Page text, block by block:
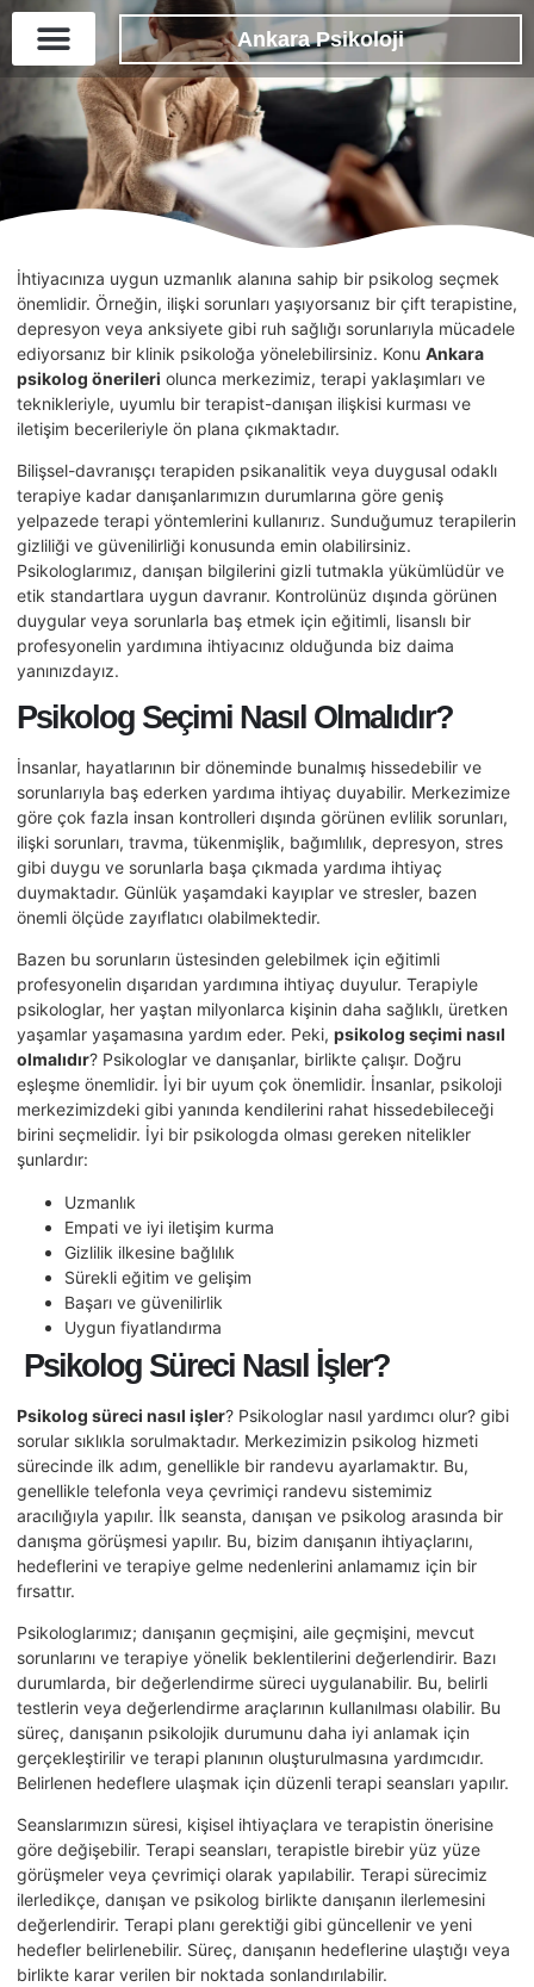
Ankara Psikoloji
İhtiyacınıza uygun uzmanlık alanına sahip bir psikolog seçmek
önemlidir. Örneğin, ilişki sorunları yaşıyorsanız bir çift terapistine,
depresyon veya anksiyete gibi ruh sağlığı sorunlarıyla mücadele
ediyorsanız bir klinik psikoloğa yönelebilirsiniz. Konu Ankara
psikolog önerileri olunca merkezimiz, terapi yaklaşımları ve
teknikleriyle, uyumlu bir terapist-danışan ilişkisi kurması ve
iletişim becerileriyle ön plana çıkmaktadır.
Bilişsel-davranışçı terapiden psikanalitik veya duygusal odaklı
terapiye kadar danışanlarımızın durumlarına göre geniş
yelpazede terapi yöntemlerini kullanırız. Sunduğumuz terapilerin
gizliliği ve güvenilirliği konusunda emin olabilirsiniz.
Psikologlarımız, danışan bilgilerini gizli tutmakla yükümlüdür ve
etik standartlara uygun davranır. Kontrolünüz dışında görünen
duygular veya sorunlarla baş etmek için eğitimli, lisanslı bir
profesyonelin yardımına ihtiyacınız olduğunda biz daima
yanınızdayız.
Psikolog Seçimi Nasıl Olmalıdır?
İnsanlar, hayatlarının bir döneminde bunalmış hissedebilir ve
sorunlarıyla baş ederken yardıma ihtiyaç duyabilir. Merkezimize
göre çok fazla insan kontrolleri dışında görünen evlilik sorunları,
ilişki sorunları, travma, tükenmişlik, bağımlılık, depresyon, stres
gibi duygu ve sorunlarla başa çıkmada yardıma ihtiyaç
duymaktadır. Günlük yaşamdaki kayıplar ve stresler, bazen
önemli ölçüde zayıflatıcı olabilmektedir.
Bazen bu sorunların üstesinden gelebilmek için eğitimli
profesyonelin dışarıdan yardımına ihtiyaç duyulur. Terapiyle
psikologlar, her yaştan milyonlarca kişinin daha sağlıklı, üretken
yaşamlar yaşamasına yardım eder. Peki, psikolog seçimi nasıl
olmalıdır? Psikologlar ve danışanlar, birlikte çalışır. Doğru
eşleşme önemlidir. İyi bir uyum çok önemlidir. İnsanlar, psikoloji
merkezimizdeki gibi yanında kendilerini rahat hissedebileceği
birini seçmelidir. İyi bir psikologda olması gereken nitelikler
şunlardır:
Uzmanlık
Empati ve iyi iletişim kurma
Gizlilik ilkesine bağlılık
Sürekli eğitim ve gelişim
Başarı ve güvenilirlik
Uygun fiyatlandırma
Psikolog Süreci Nasıl İşler?
Psikolog süreci nasıl işler? Psikologlar nasıl yardımcı olur? gibi
sorular sıklıkla sorulmaktadır. Merkezimizin psikolog hizmeti
sürecinde ilk adım, genellikle bir randevu ayarlamaktır. Bu,
genellikle telefonla veya çevrimiçi randevu sistemimiz
aracılığıyla yapılır. İlk seansta, danışan ve psikolog arasında bir
danışma görüşmesi yapılır. Bu, bizim danışanın ihtiyaçlarını,
hedeflerini ve terapiye gelme nedenlerini anlamamız için bir
fırsattır.
Psikologlarımız; danışanın geçmişini, aile geçmişini, mevcut
sorunlarını ve terapiye yönelik beklentilerini değerlendirir. Bazı
durumlarda, bir değerlendirme süreci uygulanabilir. Bu, belirli
testlerin veya değerlendirme araçlarının kullanılması olabilir. Bu
süreç, danışanın psikolojik durumunu daha iyi anlamak için
gerçekleştirilir ve terapi planının oluşturulmasına yardımcıdır.
Belirlenen hedeflere ulaşmak için düzenli terapi seansları yapılır.
Seanslarımızın süresi, kişisel ihtiyaçlara ve terapistin önerisine
göre değişebilir. Terapi seansları, terapistle birebir yüz yüze
görüşmeler veya çevrimiçi olarak yapılabilir. Terapi sürecimiz
ilerledikçe, danışan ve psikolog birlikte danışanın ilerlemesini
değerlendirir. Terapi planı gerektiği gibi güncellenir ve yeni
hedefler belirlenebilir. Süreç, danışanın hedeflerine ulaştığı veya
birlikte karar verilen bir noktada sonlandırılabilir.